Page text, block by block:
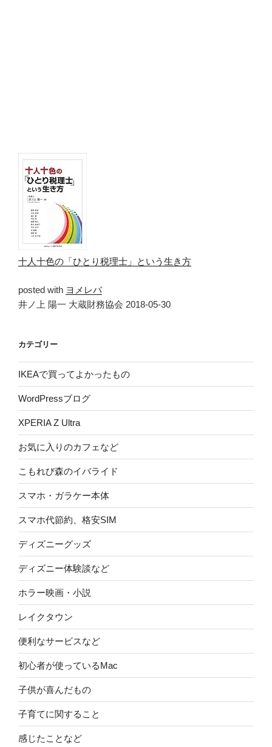
十人十色の「ひとり税理士」という生き方
posted with ヨメレバ
井ノ上 陽一 大蔵財務協会 2018-05-30
カテゴリー
IKEAで買ってよかったもの
WordPressブログ
XPERIA Z Ultra
お気に入りのカフェなど
こもれび森のイバライド
スマホ・ガラケー本体
スマホ代節約、格安SIM
ディズニーグッズ
ディズニー体験談など
ホラー映画・小説
レイクタウン
便利なサービスなど
初心者が使っているMac
子供が喜んだもの
子育てに関すること
感じたことなど